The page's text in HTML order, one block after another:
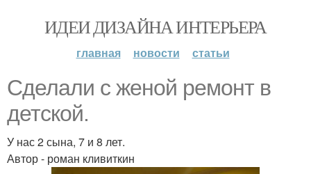
ИДЕИ ДИЗАЙНА ИНТЕРЬЕРА
главная новости статьи
Сделали с женой ремонт в
детской.
У нас 2 сына, 7 и 8 лет.
Автор - роман кливиткин